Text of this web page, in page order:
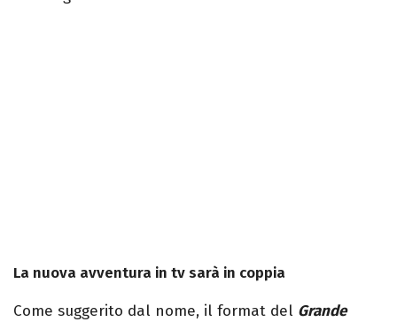
La nuova avventura in tv sarà in coppia
Come suggerito dal nome, il format del Grande